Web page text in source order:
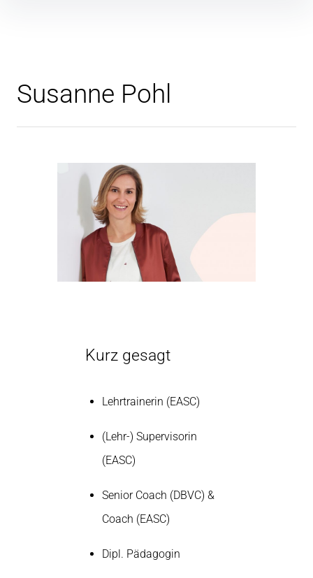
Susanne Pohl
Kurz gesagt
Lehrtrainerin (EASC)
(Lehr-) Supervisorin
(EASC)
Senior Coach (DBVC) &
Coach (EASC)
Dipl. Pädagogin